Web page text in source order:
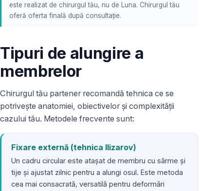
este realizat de chirurgul tău, nu de Luna. Chirurgul tău
oferă oferta finală după consultație.
Tipuri de alungire a
membrelor
Chirurgul tău partener recomandă tehnica ce se
potrivește anatomiei, obiectivelor și complexității
cazului tău. Metodele frecvente sunt:
Fixare externă (tehnica Ilizarov)
Un cadru circular este atașat de membru cu sârme și
tije și ajustat zilnic pentru a alungi osul. Este metoda
cea mai consacrată, versatilă pentru deformări